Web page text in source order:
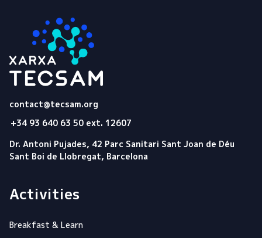
contact@tecsam.org
+34 93 640 63 50 ext. 12607
Dr. Antoni Pujades, 42 Parc Sanitari Sant Joan de Déu
Sant Boi de Llobregat, Barcelona
Activities
Breakfast & Learn